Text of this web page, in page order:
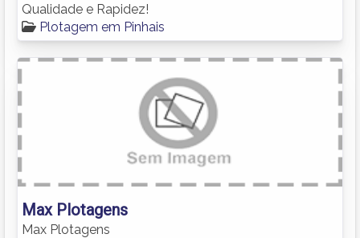
Qualidade e Rapidez!
Plotagem em Pinhais
Max Plotagens
Max Plotagens